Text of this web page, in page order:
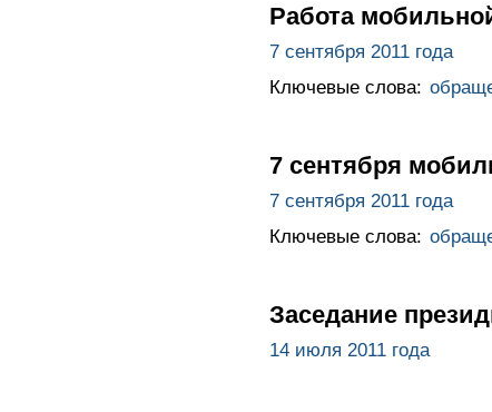
Работа
7 сентября 2011 года
Ключевые слова:
7 сентября
7 сентября 2011 года
Ключевые слова:
Заседание
14 июля 2011 года